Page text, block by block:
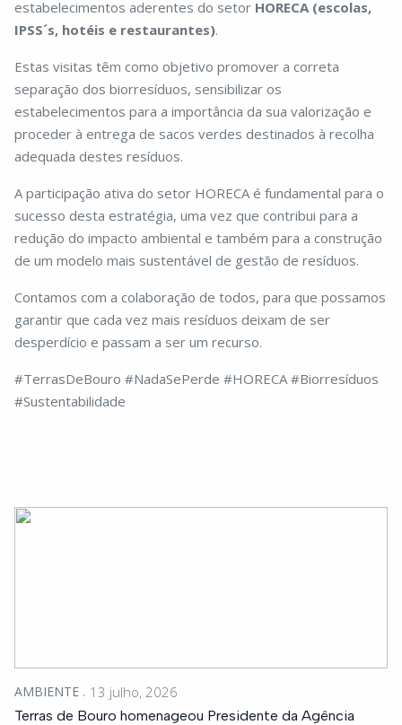
estabelecimentos aderentes do setor HORECA (escolas,
IPSS´s, hotéis e restaurantes).
Estas visitas têm como objetivo promover a correta
separação dos biorresíduos, sensibilizar os
estabelecimentos para a importância da sua valorização e
proceder à entrega de sacos verdes destinados à recolha
adequada destes resíduos.
A participação ativa do setor HORECA é fundamental para o
sucesso desta estratégia, uma vez que contribui para a
redução do impacto ambiental e também para a construção
de um modelo mais sustentável de gestão de resíduos.
Contamos com a colaboração de todos, para que possamos
garantir que cada vez mais resíduos deixam de ser
desperdício e passam a ser um recurso.
#TerrasDeBouro #NadaSePerde #HORECA #Biorresíduos
#Sustentabilidade
AMBIENTE 13 julho, 2026
Terras de Bouro homenageou Presidente da Agência